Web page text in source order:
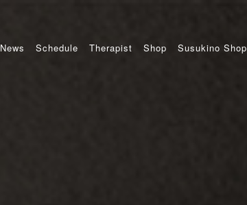
News Schedule Therapist Shop Susukino Shop